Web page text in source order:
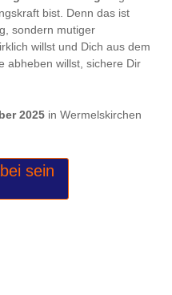
bist. Denn das ist
sondern mutiger
willst und Dich aus dem
abheben willst, sichere Dir
2025in Wermelskirchen
sein